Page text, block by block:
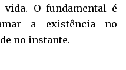
O fundamental é
a existência no
no instante.